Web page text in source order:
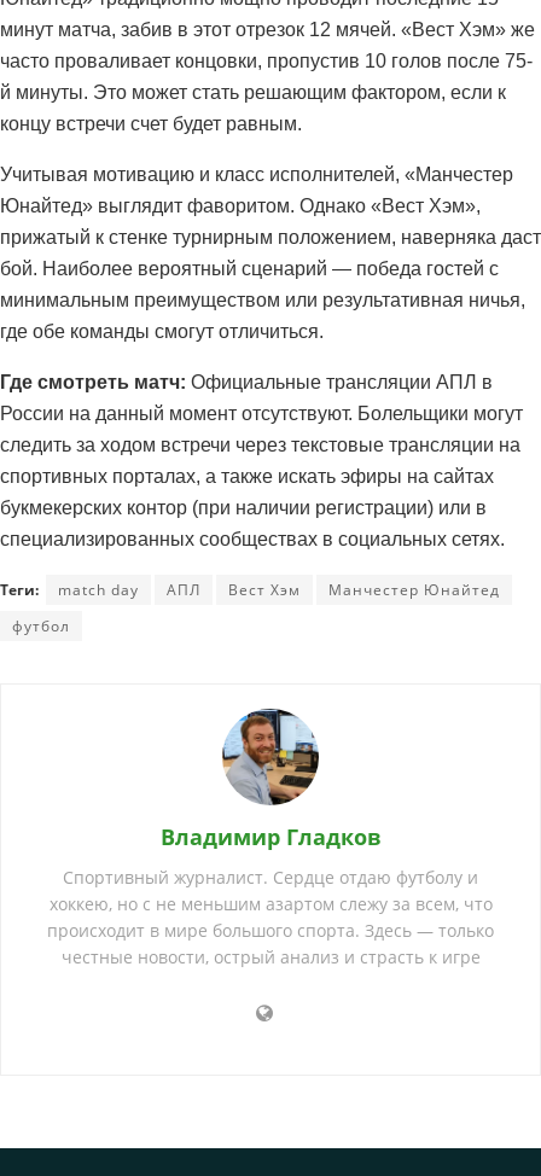
минут матча, забив в этот отрезок 12 мячей. «Вест Хэм» же
часто проваливает концовки, пропустив 10 голов после 75-
й минуты. Это может стать решающим фактором, если к
концу встречи счет будет равным.
Учитывая мотивацию и класс исполнителей, «Манчестер
Юнайтед» выглядит фаворитом. Однако «Вест Хэм»,
прижатый к стенке турнирным положением, наверняка даст
бой. Наиболее вероятный сценарий — победа гостей с
минимальным преимуществом или результативная ничья,
где обе команды смогут отличиться.
Где смотреть матч: Официальные трансляции АПЛ в
России на данный момент отсутствуют. Болельщики могут
следить за ходом встречи через текстовые трансляции на
спортивных порталах, а также искать эфиры на сайтах
букмекерских контор (при наличии регистрации) или в
специализированных сообществах в социальных сетях.
Теги: match day АПЛ Вест Хэм
Манчестер Юнайтед
футбол
Владимир Гладков
Спортивный журналист. Сердце отдаю футболу и
хоккею, но с не меньшим азартом слежу за всем, что
происходит в мире большого спорта. Здесь — только
честные новости, острый анализ и страсть к игре